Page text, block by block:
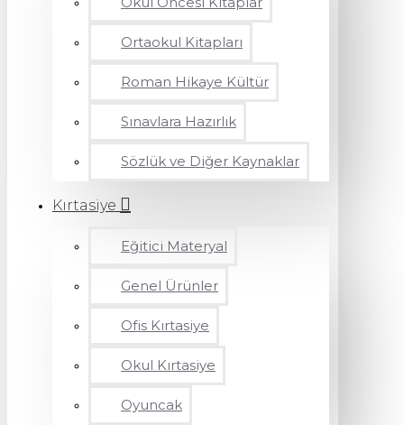
Ortaokul Kitapları
Roman Hikaye Kültür
Sınavlara Hazırlık
Sözlük ve Diğer Kaynaklar
Kırtasiye
Eğitici Materyal
Genel Ürünler
Ofis Kırtasiye
Okul Kırtasiye
Oyuncak